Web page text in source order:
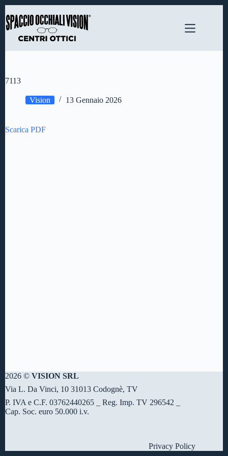
al
contenuto
7113
Vision 13 Gennaio 2026
Scarica PDF
2026 © VISION SRL
Via L. Da Vinci, 10 31013 Codognè, TV
P. IVA e C.F. 03762440265 _ Reg. Imp. TV 296542 _
Cap. Soc. euro 50.000 i.v.
Privacy Policy